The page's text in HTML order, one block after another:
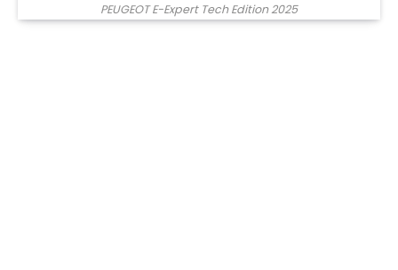
PEUGEOT E-Expert Tech Edition 2025